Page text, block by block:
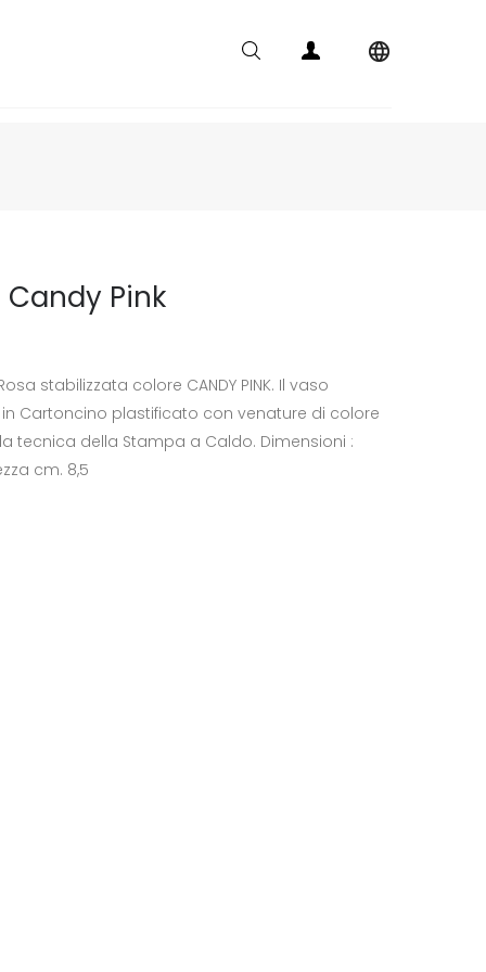

Candy Pink
stabilizzata colore CANDY PINK. Il vaso
Cartoncino plastificato con venature di colore
la tecnica della Stampa a Caldo. Dimensioni :
cm. 8,5